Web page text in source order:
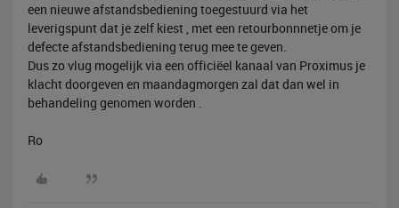
een nieuwe afstandsbediening toegestuurd via het
leverigspunt dat je zelf kiest , met een retourbonnnetje om je
defecte afstandsbediening terug mee te geven.
Dus zo vlug mogelijk via een officiëel kanaal van Proximus je
klacht doorgeven en maandagmorgen zal dat dan wel in
behandeling genomen worden .
Ro